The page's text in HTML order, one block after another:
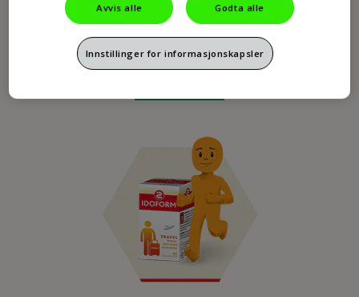
Tyggbar, god smak og et melkesyrebakterieprodukt som passer for
hele familien (3 år+).
Avvis alle Godta alle
Innstillinger for informasjonskapsler